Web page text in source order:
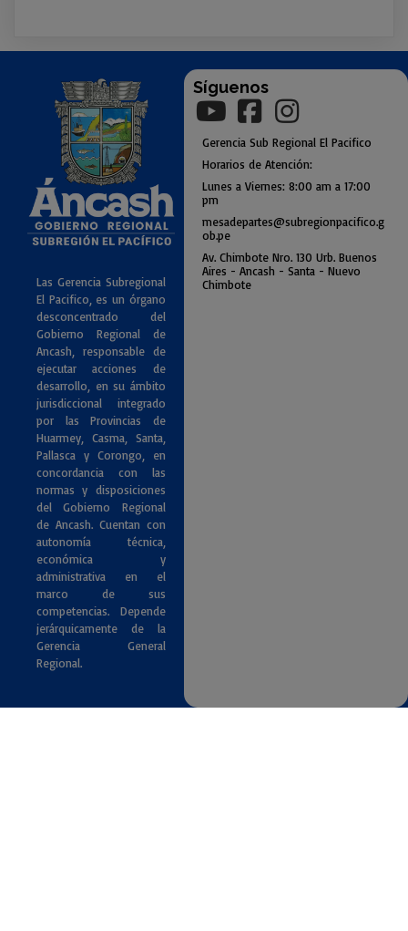
Las Gerencia Subregional
El Pacifico, es un órgano
desconcentrado del
Gobierno Regional de
Ancash, responsable de
ejecutar acciones de
desarrollo, en su ámbito
jurisdiccional integrado
por las Provincias de
Huarmey, Casma, Santa,
Pallasca y Corongo, en
concordancia con las
normas y disposiciones
del Gobierno Regional
de Ancash. Cuentan con
autonomía técnica,
económica y
administrativa en el
marco de sus
competencias. Depende
jerárquicamente de la
Gerencia General
Regional.
Síguenos
Gerencia Sub Regional El Pacifico
Horarios de Atención:
Lunes a Viernes: 8:00 am a 17:00
pm
mesadepartes@subregionpacifico.g
ob.pe
Av. Chimbote Nro. 130 Urb. Buenos
Aires - Ancash - Santa - Nuevo
Chimbote